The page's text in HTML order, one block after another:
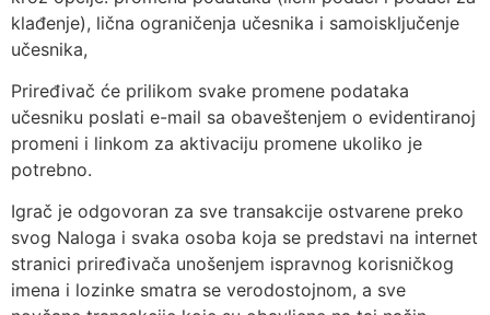
klađenje), lična ograničenja učesnika i samoisključenje
učesnika,
Priređivač će prilikom svake promene podataka
učesniku poslati e-mail sa obaveštenjem o evidentiranoj
promeni i linkom za aktivaciju promene ukoliko je
potrebno.
Igrač je odgovoran za sve transakcije ostvarene preko
svog Naloga i svaka osoba koja se predstavi na internet
stranici priređivača unošenjem ispravnog korisničkog
imena i lozinke smatra se verodostojnom, a sve